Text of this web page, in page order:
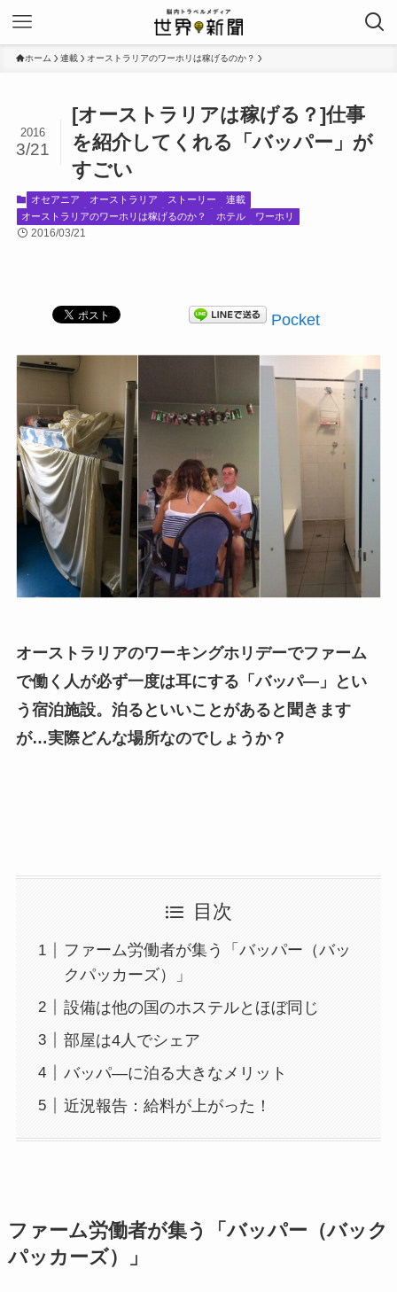
ホーム 連載 オーストラリアのワーホリは稼げるのか？
[オーストラリアは稼げる？]仕事
を紹介してくれる「バッパー」が
すごい
2016
3/21
オセアニア オーストラリア ストーリー
連載
オーストラリアのワーホリは稼げるのか？
ホテル ワーホリ
2016/03/21
Pocket
オーストラリアのワーキングホリデーでファーム
で働く人が必ず一度は耳にする「バッパ―」とい
う宿泊施設。泊るといいことがあると聞きます
が…実際どんな場所なのでしょうか？
目次
ファーム労働者が集う「バッパー（バッ
クパッカーズ）」
設備は他の国のホステルとほぼ同じ
部屋は4人でシェア
バッパ―に泊る大きなメリット
近況報告：給料が上がった！
ファーム労働者が集う「バッパー（バック
パッカーズ）」